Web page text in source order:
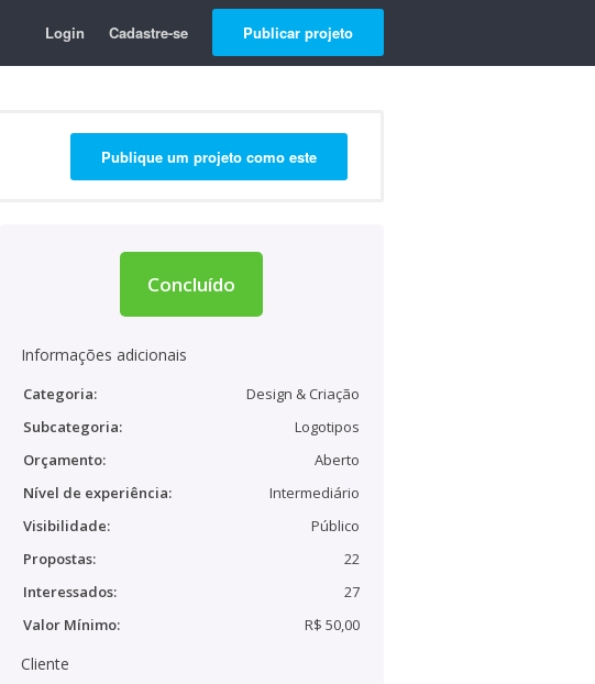
Login Cadastre-se Publicar projeto
Publique um projeto como este
Concluído
Informações adicionais
Categoria:
Design & Criação
Subcategoria:
Logotipos
Orçamento:
Aberto
Nível de experiência:
Intermediário
Visibilidade:
Público
Propostas:
22
Interessados:
27
Valor Mínimo:
R$ 50,00
Cliente